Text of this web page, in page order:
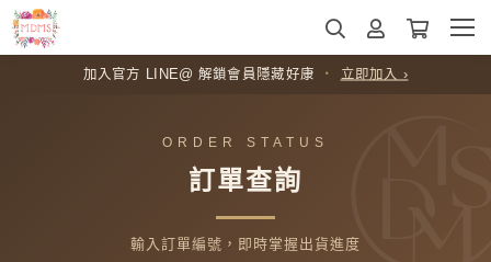
加入官方 LINE@ 解鎖會員隱藏好康 ・ 立即加入 ›
ORDER STATUS
訂單查詢
輸入訂單編號，即時掌握出貨進度